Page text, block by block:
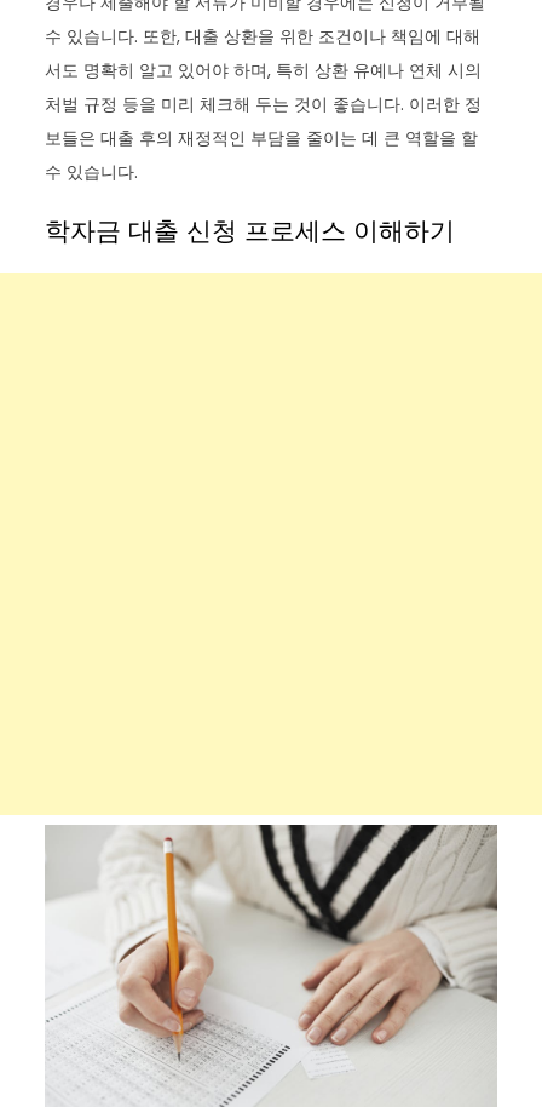
수 있습니다. 또한, 대출 상환을 위한 조건이나 책임에 대해
서도 명확히 알고 있어야 하며, 특히 상환 유예나 연체 시의
처벌 규정 등을 미리 체크해 두는 것이 좋습니다. 이러한 정
보들은 대출 후의 재정적인 부담을 줄이는 데 큰 역할을 할
수 있습니다.
학자금 대출 신청 프로세스 이해하기